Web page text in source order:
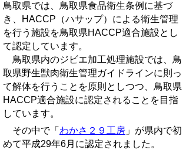
鳥取県では、鳥取県食品衛生条例に基づ
き、HACCP（ハサップ）による衛生管理
を行う施設を鳥取県HACCP適合施設とし
て認定しています。
鳥取県内のジビエ加工処理施設では、鳥
取県野生獣肉衛生管理ガイドラインに則っ
て解体を行うことを原則としつつ、鳥取県
HACCP適合施設に認定されることを目指
しています。
その中で「 わかさ２９工房 」が県内で初
めて平成29年6月に認定されました。